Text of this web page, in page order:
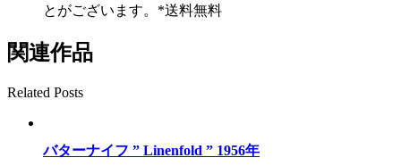
とがございます。*送料無料
関連作品
Related Posts
バターナイフ ” Linenfold ” 1956年